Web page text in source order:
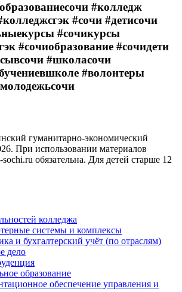
#колледж
#сочи #детисочи
#сочикурсы
#сочиобразование #сочидети
#школасочи
#волонтеры
гуманитарно-экономический
При использовании материалов
обязательна. Для детей старше 12
колледжа
системы и комплексы
и бухгалтерский учёт (по отраслям)
дело
образование
обеспечение управления и